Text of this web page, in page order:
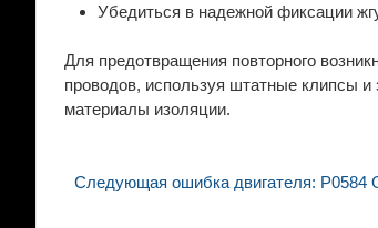
Убедиться в надежной фиксации
Для предотвращения повторного
проводов, используя штатные клипсы
материалы изоляции.
Следующая ошибка двигателя: P0584